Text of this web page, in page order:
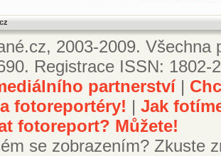
2003-2009.
Registrace ISSN: 1802-
partnerství|
fotoreportéry! | Jak
fotoreport? Můžete!
se zobrazením? Zkuste